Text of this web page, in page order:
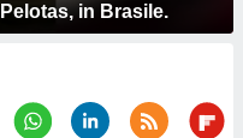
in Brasile.